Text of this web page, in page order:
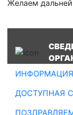
ДОСТУПНАЯ
️️Желаем